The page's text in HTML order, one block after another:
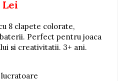
Lei
8 clapete colorate,
Perfect pentru joaca
si creativitatii. 3+ ani.
lucratoare